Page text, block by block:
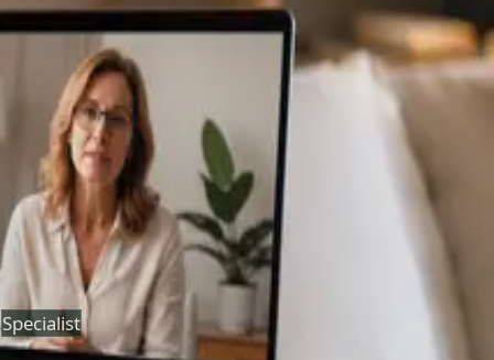
Consulta Diagnostico vascular
Duration
30 min
Más información:Consulta Diagnostico vascular
Reservar cita
Specialist